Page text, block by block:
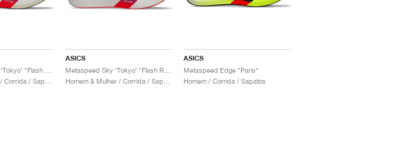
ASICS ASICS
Metaspeed Edge "Paris"
Homem / Corrida / Sapatos